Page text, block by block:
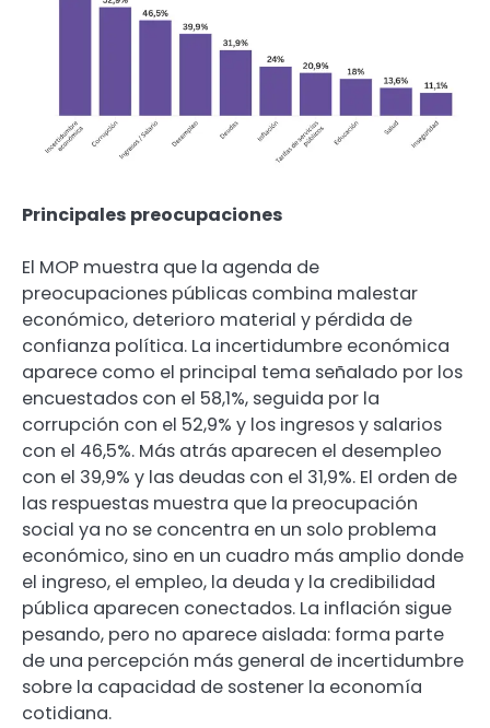
Principales preocupaciones
El MOP muestra que la agenda de
preocupaciones públicas combina malestar
económico, deterioro material y pérdida de
confianza política. La incertidumbre económica
aparece como el principal tema señalado por los
encuestados con el 58,1%, seguida por la
corrupción con el 52,9% y los ingresos y salarios
con el 46,5%. Más atrás aparecen el desempleo
con el 39,9% y las deudas con el 31,9%. El orden de
las respuestas muestra que la preocupación
social ya no se concentra en un solo problema
económico, sino en un cuadro más amplio donde
el ingreso, el empleo, la deuda y la credibilidad
pública aparecen conectados. La inflación sigue
pesando, pero no aparece aislada: forma parte
de una percepción más general de incertidumbre
sobre la capacidad de sostener la economía
cotidiana.